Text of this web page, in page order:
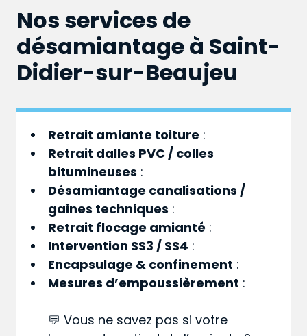
Nos services de
désamiantage à Saint-
Didier-sur-Beaujeu
Retrait amiante toiture :
Retrait dalles PVC / colles
bitumineuses :
Désamiantage canalisations /
gaines techniques :
Retrait flocage amianté :
Intervention SS3 / SS4 :
Encapsulage & confinement :
Mesures d’empoussièrement :
💬 Vous ne savez pas si votre